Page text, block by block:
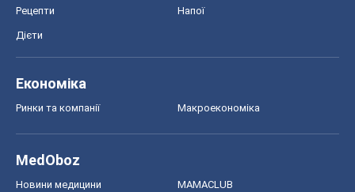
Рецепти Напої
Дієти
Економіка
Ринки та компанії Макроекономіка
MedOboz
Новини медицини MAMACLUB